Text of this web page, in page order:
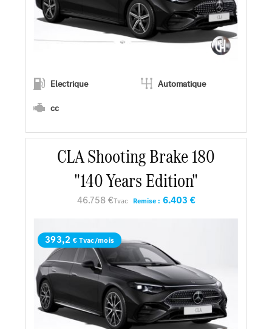
Electrique
Automatique
cc
En savoir plus
Faire un essai
393,2 € Tvac/mois
CLA Shooting Brake 180
"140 Years Edition"
46.758 €Tvac Remise : 6.403 €